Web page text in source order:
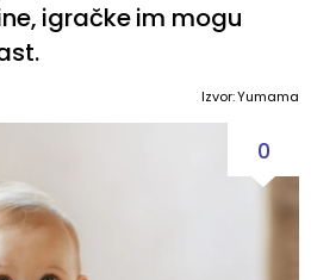
igračke im mogu
Izvor: Yumama
0